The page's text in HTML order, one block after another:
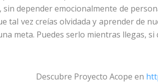
depender emocionalmente de
tal vez creías olvidada y aprender de
meta. Puedes serlo mientras llegas, si
Descubre Proyecto Acope en